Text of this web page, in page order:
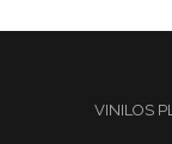
VINILOS